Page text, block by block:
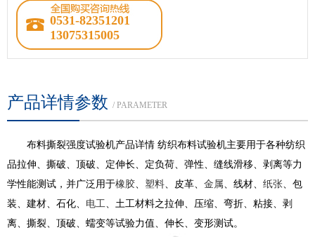
0531-82351201
13075315005
产品详情参数 / PARAMETER
布料撕裂强度试验机产品详情 纺织布料试验机主要用于各种纺织
品拉伸、撕破、顶破、定伸长、定负荷、弹性、缝线滑移、剥离等力
学性能测试，并广泛用于橡胶 塑料 、皮革、 金属 、线材、 纸张 、包
装、建材、石化、 电工
、土工材料之拉伸、压缩、弯折、粘接、剥
离、撕裂、顶破、蠕变等试验力值、伸长、变形测试。